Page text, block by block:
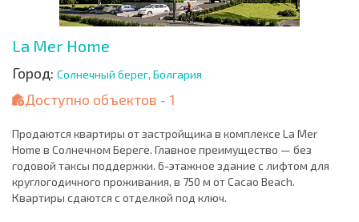
La Mer Home
Город: Солнечный берег, Болгария
Доступно объектов - 1
Продаются квартиры от застройщика в комплексе La Mer
Home в Солнечном Береге. Главное преимущество — без
годовой таксы поддержки. 6-этажное здание с лифтом для
круглогодичного проживания, в 750 м от Cacao Beach.
Квартиры сдаются с отделкой под ключ.